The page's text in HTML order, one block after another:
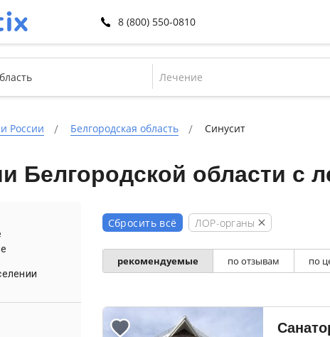
8 (800) 550-0810
Лечение
России Белгородская область Синусит
Белгородской области с
Сбросить всё ЛОР-органы
рекомендуемые по отзывам по